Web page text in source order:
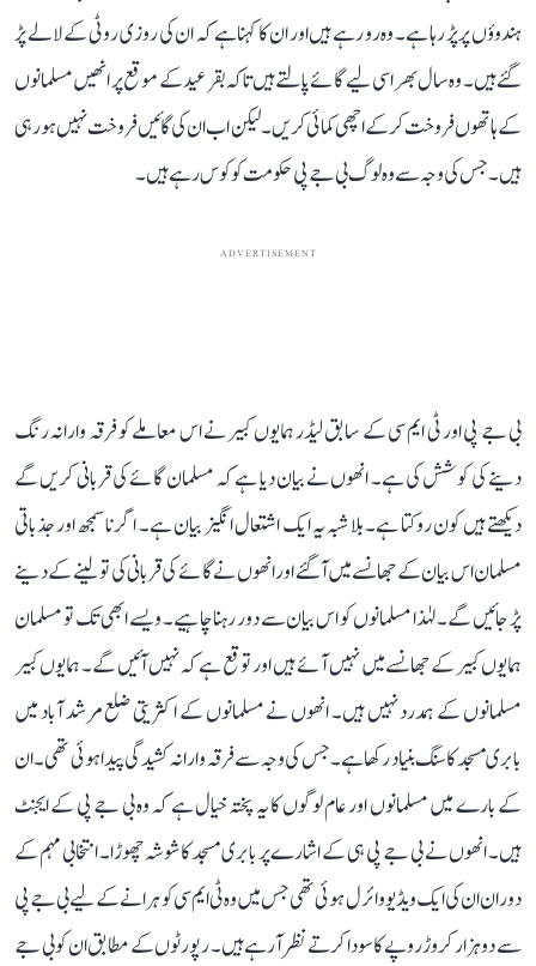
ہندوؤں پر پڑ رہا ہے۔ وہ رو رہے ہیں اور ان کا کہنا ہے کہ ان کی روزی روٹی کے لالے پڑ
گئے ہیں۔ وہ سال بھر اسی لیے گائے پالتے ہیں تاکہ بقرعید کے موقع پر انھیں مسلمانوں
کے ہاتھوں فروخت کرکے اچھی کمائی کریں۔ لیکن اب ان کی گائیں فروخت نہیں ہو رہی
ہیں۔ جس کی وجہ سے وہ لوگ بی جے پی حکومت کو کوس رہے ہیں۔
ADVERTISEMENT
بی جے پی اور ٹی ایم سی کے سابق لیڈر ہمایوں کبیر نے اس معاملے کو فرقہ وارانہ رنگ
دینے کی کوشش کی ہے۔ انھوں نے بیان دیا ہے کہ مسلمان گائے کی قربانی کریں گے
دیکھتے ہیں کون روکتا ہے۔ بلا شبہ یہ ایک اشتعال انگیز بیان ہے۔ اگر ناسمجھ اور جذباتی
مسلمان اس بیان کے جھانسے میں آگئے اور انھوں نے گائے کی قربانی کی تو لینے کے دینے
پڑ جائیں گے۔ لہٰذا مسلمانوں کو اس بیان سے دور رہنا چاہیے۔ ویسے ابھی تک تو مسلمان
ہمایوں کبیر کے جھانسے میں نہیں آئے ہیں اور توقع ہے کہ نہیں آئیں گے۔ ہمایوں کبیر
مسلمانوں کے ہمدرد نہیں ہیں۔ انھوں نے مسلمانوں کے اکثریتی ضلع مرشد آباد میں
بابری مسجد کا سنگ بنیاد رکھا ہے۔ جس کی وجہ سے فرقہ وارانہ کشیدگی پیدا ہوئی تھی۔ ان
کے بارے میں مسلمانوں اور عام لوگوں کا یہ پختہ خیال ہے کہ وہ بی جے پی کے ایجنٹ
ہیں۔ انھوں نے بی جے پی ہی کے اشارے پر بابری مسجد کا شوشہ چھوڑا۔ انتخابی مہم کے
دوران ان کی ایک ویڈیو وائرل ہوئی تھی جس میں وہ ٹی ایم سی کو ہرانے کے لیے بی جے پی
سے دو ہزار کروڑ روپے کا سودا کرتے نظر آرہے ہیں۔ رپورٹوں کے مطابق ان کو بی جے